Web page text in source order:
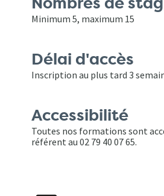
Minimum 5, maximum 15
Délai d'accès
Inscription au plus tard 3
Accessibilité
Toutes nos formations sont
référent au 02 79 40 07 65.